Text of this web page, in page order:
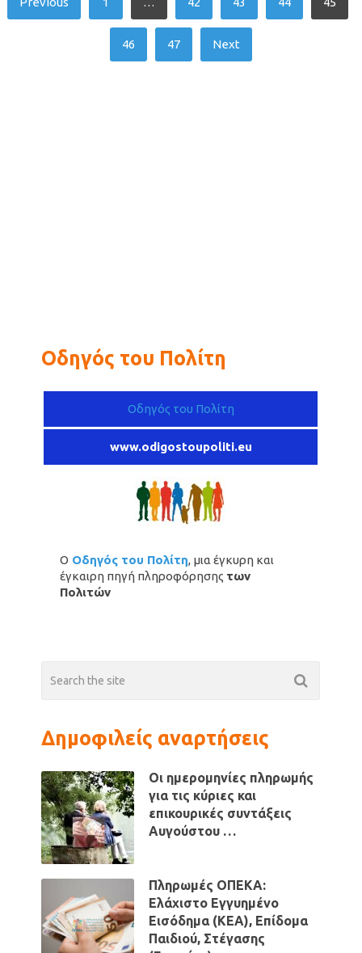
pagination
46 47 Next
Οδηγός του Πολίτη
Οδηγός του Πολίτη
www.odigostoupoliti.eu
Ο Οδηγός του Πολίτη, μια έγκυρη και
έγκαιρη πηγή πληροφόρησης των
Πολιτών
Δημοφιλείς αναρτήσεις
Οι ημερομηνίες πληρωμής
για τις κύριες και
επικουρικές συντάξεις
Αυγούστου …
Πληρωμές ΟΠΕΚΑ:
Ελάχιστο Εγγυημένο
Εισόδημα (ΚΕΑ), Επίδομα
Παιδιού, Στέγασης